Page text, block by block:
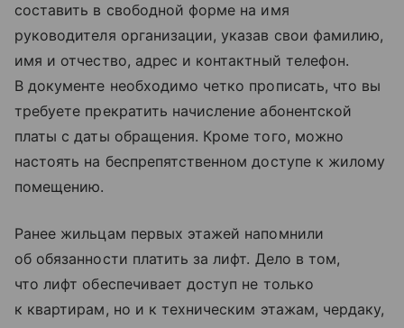
составить в свободной форме на имя
руководителя организации, указав свои фамилию,
имя и отчество, адрес и контактный телефон.
В документе необходимо четко прописать, что вы
требуете прекратить начисление абонентской
платы с даты обращения. Кроме того, можно
настоять на беспрепятственном доступе к жилому
помещению.
Ранее жильцам первых этажей напомнили
об обязанности платить за лифт. Дело в том,
что лифт обеспечивает доступ не только
к квартирам, но и к техническим этажам, чердаку,